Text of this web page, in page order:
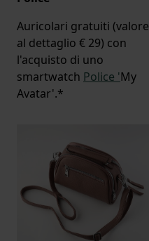
Auricolari gratuiti (valore
al dettaglio € 29) con
l'acquisto di uno
smartwatch Police 'My
Avatar'.*